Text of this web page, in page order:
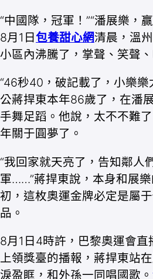
“中國隊，冠軍！”“潘展樂，
8月1日包養甜心網清晨，溫
小區內沸騰了，掌聲、笑聲
“46秒40，破記載了，小樂樂
公蔣捍東本年86歲了，在潘
手舞足蹈。他說，太不不難
年關于圓夢了。
“我回家就天亮了，告知鄰人
軍……”蔣捍東說，本身和展
初，這枚奧運金牌必定是屬
品。
8月1日4時許，巴黎奧運會
上領獎臺的播報，蔣捍東站
淚盈眶，和外孫一同唱國歌。